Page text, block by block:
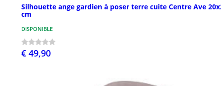
Silhouette ange gardien à poser terre cuite Centre Ave
cm
DISPONIBLE
€ 49,90